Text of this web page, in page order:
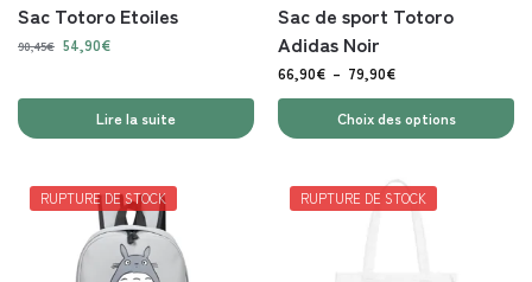
Sac Totoro Etoiles
90,45€ 54,90€
Lire la suite
Sac de sport Totoro
Adidas Noir
66,90€ – 79,90€
Choix des options
RUPTURE DE STOCK RUPTURE DE STOCK